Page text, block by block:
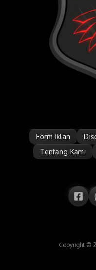
Form Iklan
Tentang Kami
Copyright ©